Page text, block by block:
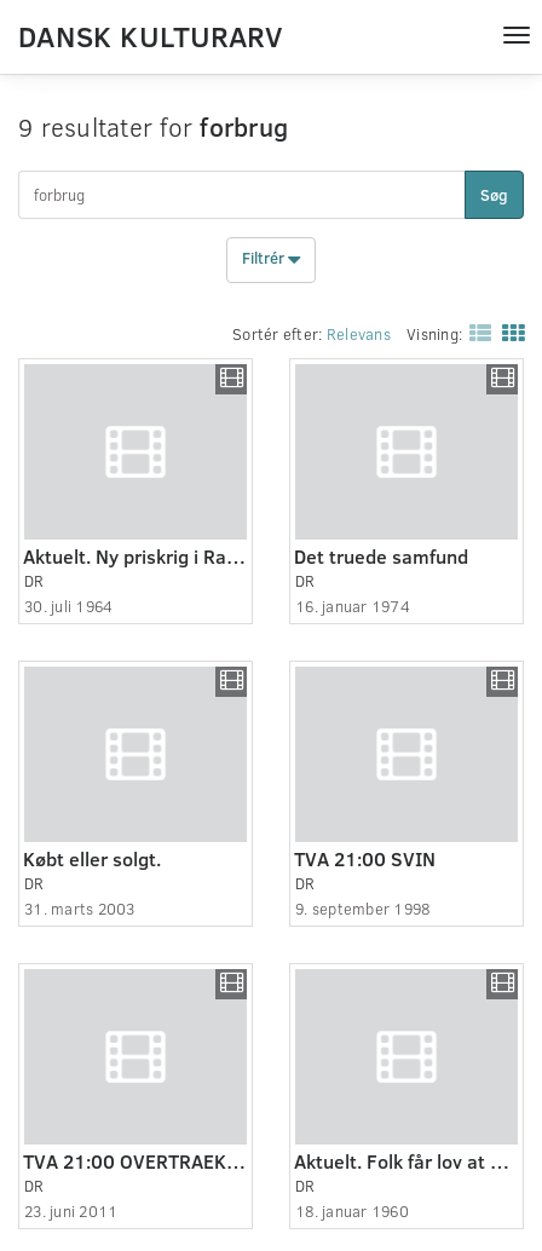
DANSK KULTURARV
9 resultater forforbrug
Søg
Filtrér
Sortér efter: Relevans Visning:
Aktuelt. Ny priskrig i Randers.
DR
30. juli 1964
Det truede samfund
DR
16. januar 1974
Købt eller solgt.
DR
31. marts 2003
TVA 21:00 SVIN
DR
9. september 1998
TVA 21:00 OVERTRAEK_1
DR
23. juni 2011
Aktuelt. Folk får lov at sidde i kø i bus ved udsalg i Esbjerg.
DR
18. januar 1960